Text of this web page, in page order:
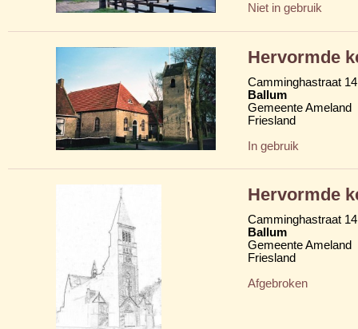
Niet in gebruik
Hervormde
Camminghastraat 14
Ballum
Gemeente Ameland
Friesland
In gebruik
Hervormde
Camminghastraat 14
Ballum
Gemeente Ameland
Friesland
Afgebroken